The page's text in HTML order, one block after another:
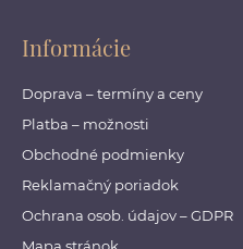
Informácie
Doprava – termíny a ceny
Platba – možnosti
Obchodné podmienky
Reklamačný poriadok
Ochrana osob. údajov – GDPR
Mapa stránok